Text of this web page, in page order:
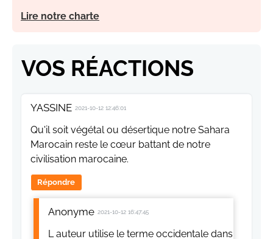
Lire notre charte
VOS RÉACTIONS
YASSINE 2021-10-12 12:46:01
Qu'il soit végétal ou désertique notre Sahara
Marocain reste le cœur battant de notre
civilisation marocaine.
Répondre
Anonyme 2021-10-12 16:47:45
L auteur utilise le terme occidentale dans